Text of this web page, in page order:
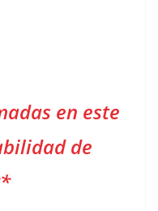
en este
de